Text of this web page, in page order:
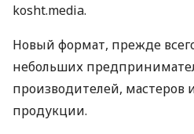
kosht.media.
Новый формат, прежде
небольших
производителей, мастеров
продукции.